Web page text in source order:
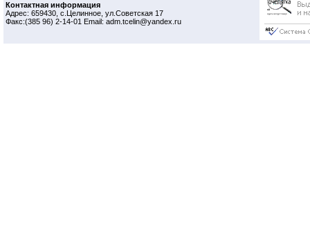
Контактная информация
Адрес: 659430, с.Целинное, ул.Советская 17
Факс:(385 96) 2-14-01 Email: adm.tcelin@yandex.ru